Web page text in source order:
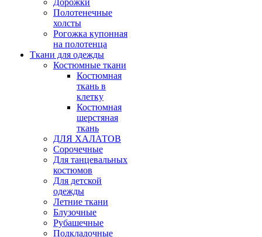
Дорожки
Полотенечные
холсты
Рогожка купонная
на полотенца
Ткани для одежды
Костюмные ткани
Костюмная
ткань в
клетку
Костюмная
шерстяная
ткань
ДЛЯ ХАЛАТОВ
Сорочечные
Для танцевальных
костюмов
Для детской
одежды
Летние ткани
Блузочные
Рубашечные
Подкладочные